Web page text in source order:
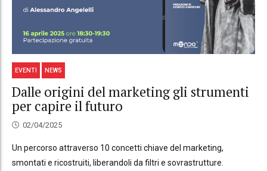
EVENTI NEWS
Dalle origini del marketing gli strumenti
per capire il futuro
02/04/2025
Un percorso attraverso 10 concetti chiave del marketing,
smontati e ricostruiti, liberandoli da filtri e sovrastrutture.